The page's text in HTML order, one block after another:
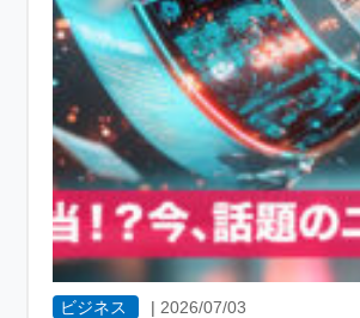
ビジネス | 2026/07/03